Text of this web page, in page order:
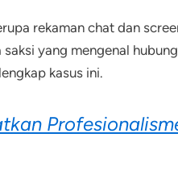
rekaman chat dan
yang mengenal
kasus ini.